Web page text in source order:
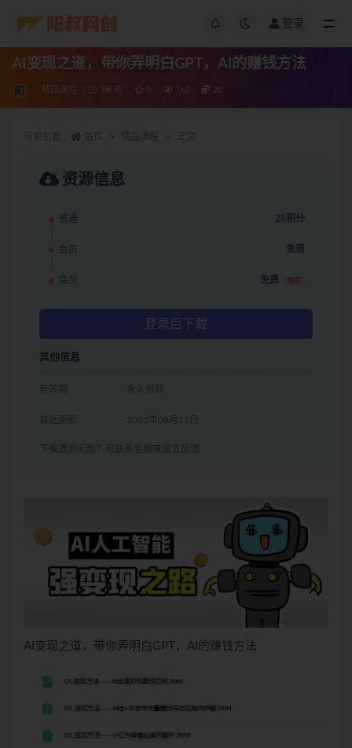
登录
AI变现之道，带你弄明白GPT，AI的赚钱方法
精品课程 3年前 0 762 28
资源信息
普通 28积分
会员 免费
会员 免费 推荐
登录后下载
其他信息
有效期 永久有效
最近更新 2023年08月11日
下载遇到问题？可联系客服或留言反馈
AI变现之道，带你弄明白GPT，AI的赚钱方法